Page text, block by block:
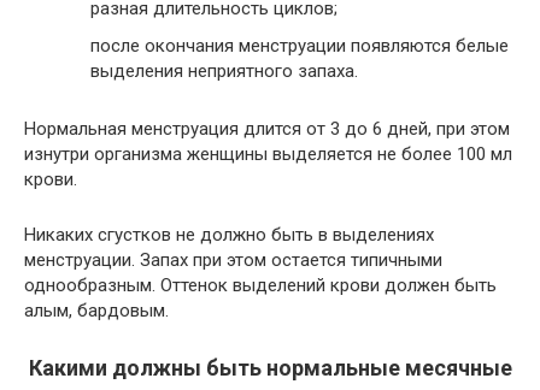
разная длительность циклов;
после окончания менструации появляются белые
выделения неприятного запаха.
Нормальная менструация длится от 3 до 6 дней, при этом
изнутри организма женщины выделяется не более 100 мл
крови.
Никаких сгустков не должно быть в выделениях
менструации. Запах при этом остается типичными
однообразным. Оттенок выделений крови должен быть
алым, бардовым.
Какими должны быть нормальные месячные